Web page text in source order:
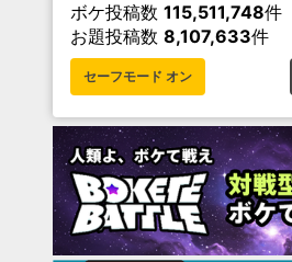
ボケ投稿数 115,511,748件
お題投稿数 8,107,633件
セーフモード オン